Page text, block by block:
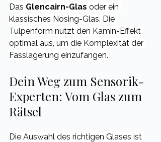
Das Glencairn-Glas oder ein
klassisches Nosing-Glas. Die
Tulpenform nutzt den Kamin-Effekt
optimal aus, um die Komplexität der
Fasslagerung einzufangen.
Dein Weg zum Sensorik-
Experten: Vom Glas zum
Rätsel
Die Auswahl des richtigen Glases ist